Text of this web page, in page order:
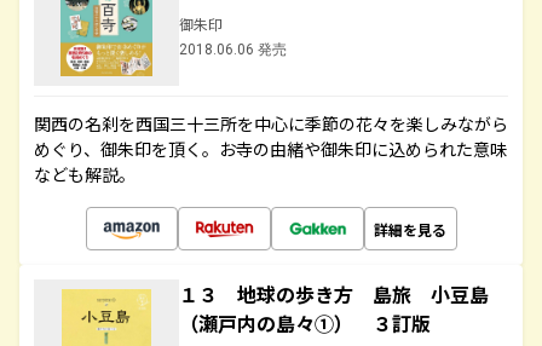
御朱印
2018.06.06 発売
関西の名刹を西国三十三所を中心に季節の花々を楽しみながら
めぐり、御朱印を頂く。お寺の由緒や御朱印に込められた意味
なども解説。
詳細を見る
１３ 地球の歩き方 島旅 小豆島
（瀬戸内の島々①） ３訂版